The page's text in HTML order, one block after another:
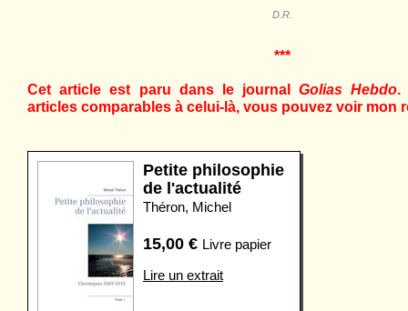
D.R.
***
Cet article est paru dans le journal Golias Hebdo.
articles comparables à celui-là, vous pouvez voir mon
Petite philosophie
de l'actualité
Théron, Michel
15,00 € Livre papier
Lire un extrait